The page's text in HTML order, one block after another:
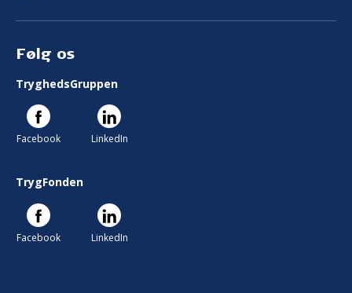
Følg os
TryghedsGruppen
Facebook LinkedIn
TrygFonden
Facebook LinkedIn